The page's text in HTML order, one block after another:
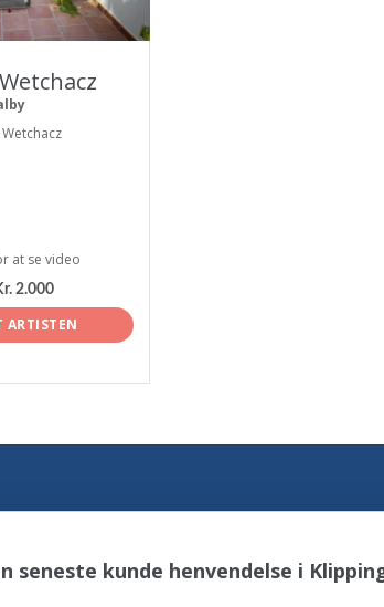
at se video
2.000
ARTISTEN
seneste kunde henvendelse i